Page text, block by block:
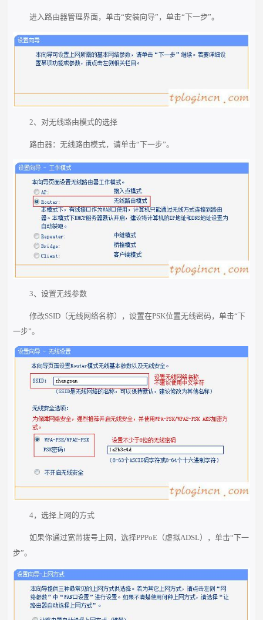
进入路由器管理界面，单击“安装向导”，单击“下一步”。
2、对无线路由模式的选择
路由器：无线路由模式，请单击“下一步”。
3、设置无线参数
修改SSID（无线网络名称），设置在PSK位置无线密码，单击“下
一步”。
4，选择上网的方式
如果你通过宽带拨号上网，选择PPPoE（虚拟ADSL），单击“下一
步”。